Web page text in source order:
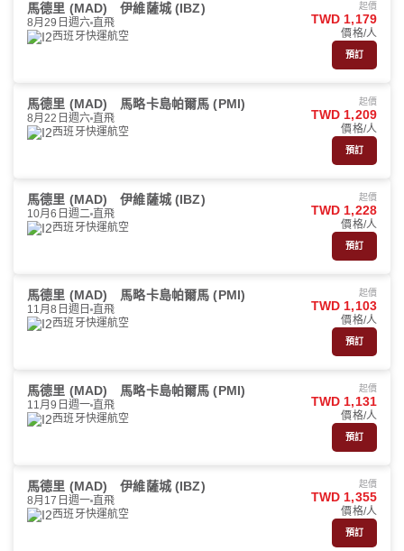
馬德里 (MAD) 伊維薩城 (IBZ)
8月29日週六 直飛
西班牙快運航空
起價
TWD 1,179
價格/人
預訂
馬德里 (MAD) 馬略卡島帕爾馬 (PMI)
8月22日週六 直飛
西班牙快運航空
起價
TWD 1,209
價格/人
預訂
馬德里 (MAD) 伊維薩城 (IBZ)
10月6日週二 直飛
西班牙快運航空
起價
TWD 1,228
價格/人
預訂
馬德里 (MAD) 馬略卡島帕爾馬 (PMI)
11月8日週日 直飛
西班牙快運航空
起價
TWD 1,103
價格/人
預訂
馬德里 (MAD) 馬略卡島帕爾馬 (PMI)
11月9日週一 直飛
西班牙快運航空
起價
TWD 1,131
價格/人
預訂
馬德里 (MAD) 伊維薩城 (IBZ)
8月17日週一 直飛
西班牙快運航空
起價
TWD 1,355
價格/人
預訂